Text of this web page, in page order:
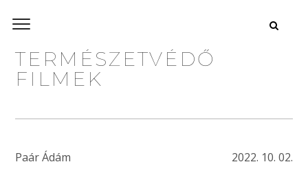
TERMÉSZETVÉDŐ
FILMEK
Paár Ádám 2022. 10. 02.